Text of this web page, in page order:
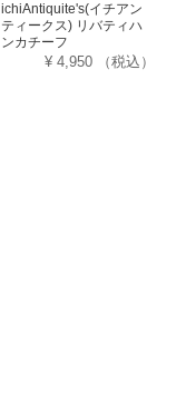
ichiAntiquite's(イチアン
ティークス) リバティハ
ンカチーフ
¥ 4,950 （税込）